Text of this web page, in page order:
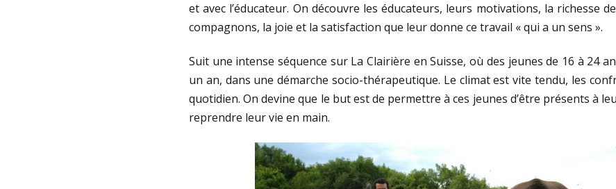
et avec l’éducateur. On découvre les éducateurs, leurs motivations, la richesse
compagnons, la joie et la satisfaction que leur donne ce travail « qui a un sens ».
Suit une intense séquence sur La Clairière en Suisse, où des jeunes de 16 à 24
un an, dans une démarche socio-thérapeutique. Le climat est vite tendu, les
quotidien. On devine que le but est de permettre à ces jeunes d’être présents à
reprendre leur vie en main.